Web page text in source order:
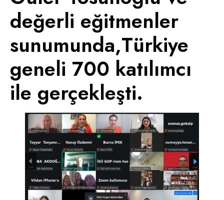
değerli eğitmenler
sunumunda,Türkiye
geneli 700 katılımcı
ile gerçekleşti.